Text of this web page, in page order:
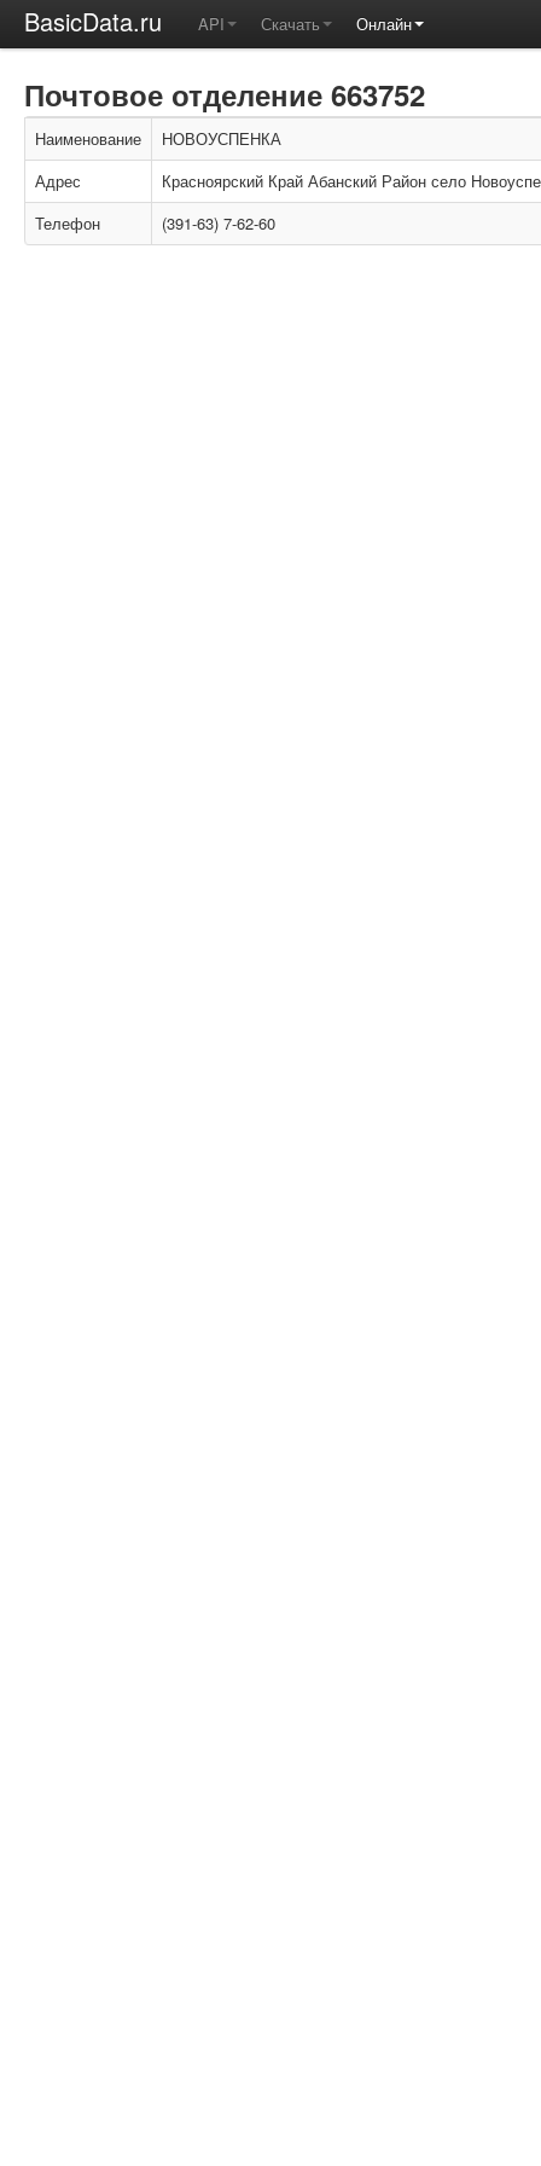
BasicData.ru API Скачать Онлайн
Почтовое отделение 663752
Наименование
НОВОУСПЕНКА
Адрес
Красноярский Край Абанский Район село
Телефон
(391-63) 7-62-60